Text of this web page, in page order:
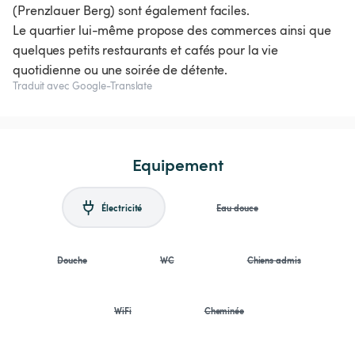
(Prenzlauer Berg) sont également faciles.
Le quartier lui-même propose des commerces ainsi que
quelques petits restaurants et cafés pour la vie
quotidienne ou une soirée de détente.
Traduit avec Google-Translate
Equipement
Électricité Eau douce
Douche WC Chiens admis
WiFi Cheminée